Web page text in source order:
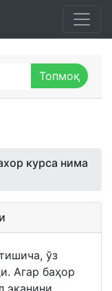
курса нима
ўз
Агар баҳор
эканини,